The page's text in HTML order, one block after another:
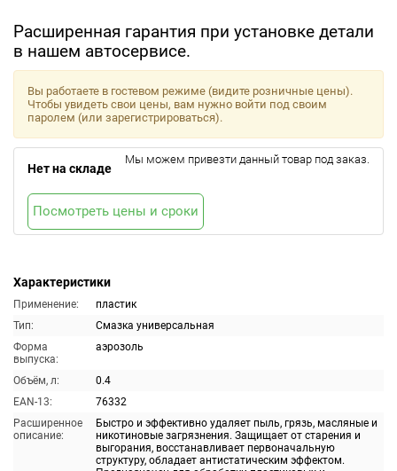
Расширенная гарантия при установке детали
в нашем автосервисе.
Характеристики
Применение:
пластик
Тип:
Смазка универсальная
Форма
выпуска:
аэрозоль
Объём, л:
0.4
EAN-13:
76332
Расширенное
описание:
Быстро и эффективно удаляет пыль, грязь, масляные и
никотиновые загрязнения. Защищает от старения и
выгорания, восстанавливает первоначальную
структуру, обладает антистатическим эффектом.
Вы работаете в гостевом режиме (видите розничные цены).
Чтобы увидеть свои цены, вам нужно войти под своим
паролем (или зарегистрироваться).
Нет на складе
Мы можем привезти данный товар под заказ.
Посмотреть цены и сроки